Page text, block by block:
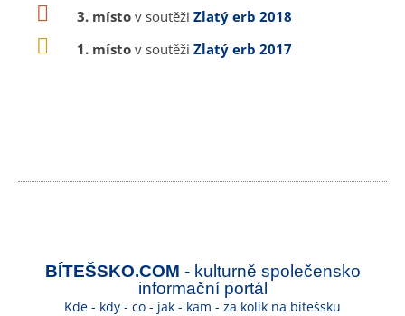
3. místo v soutěži Zlatý erb 2018
1. místo v soutěži Zlatý erb 2017
BÍTEŠSKO.COM - kulturně společensko
informační portál
Kde - kdy - co - jak - kam - za kolik na bítešsku